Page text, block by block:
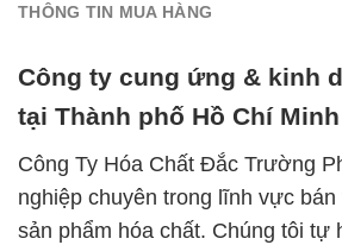
THÔNG TIN MUA HÀNG
Công ty cung ứng & kinh
tại Thành phố Hồ Chí Minh
Công Ty Hóa Chất Đắc Trường
nghiệp chuyên trong lĩnh vực
sản phẩm hóa chất. Chúng tôi tự